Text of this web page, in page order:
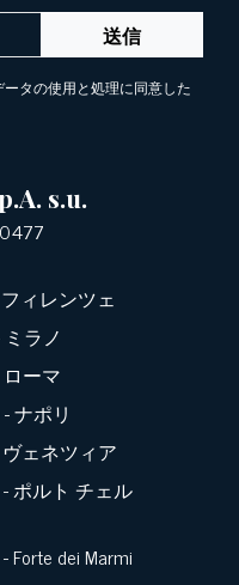
送信
タの使用と処理に同意した
s.u.
ィレンツェ
ミラノ
ーマ
- ナポリ
ェネツィア
- ポルト チェル
- Forte dei Marmi